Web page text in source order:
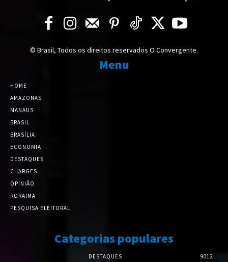
© Brasil, Todos os direitos reservados O Convergente.
Menu
HOME
AMAZONAS
MANAUS
BRASIL
BRASÍLIA
ECONOMIA
DESTAQUES
CHARGES
OPINIÃO
RORAIMA
PESQUISA ELEITORAL
Categorias populares
DESTAQUES 9012